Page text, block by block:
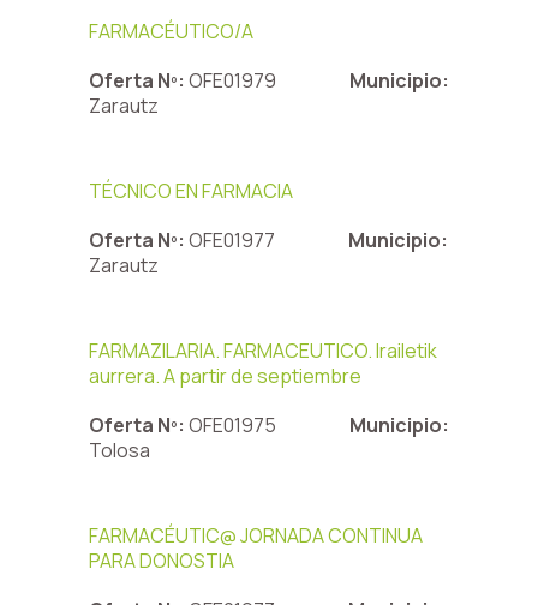
FARMACÉUTICO/A
Oferta Nº: OFE01979
Municipio:
Zarautz
TÉCNICO EN FARMACIA
Oferta Nº: OFE01977
Municipio:
Zarautz
FARMAZILARIA. FARMACEUTICO. Irailetik
aurrera. A partir de septiembre
Oferta Nº: OFE01975
Municipio:
Tolosa
FARMACÉUTIC@ JORNADA CONTINUA
PARA DONOSTIA